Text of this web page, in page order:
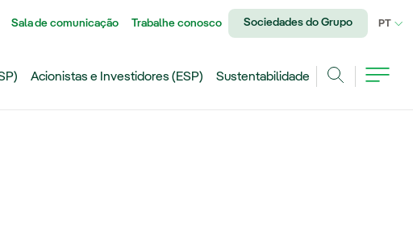
Sala de comunicação Trabalhe conosco Sociedades do Grupo PT
Acionistas e Investidores (ESP)
Sustentabilidade